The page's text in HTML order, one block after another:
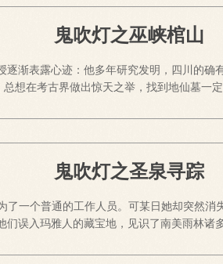
鬼吹灯之巫峡棺山
渐表露心迹：他多年研究发明，四川的
想在考古界做出惊天之举，找到地仙墓一定
鬼吹灯之圣泉寻踪
一个普通的工作人员。可某日她却突然
误入玛雅人的藏宝地，见识了南美雨林诸